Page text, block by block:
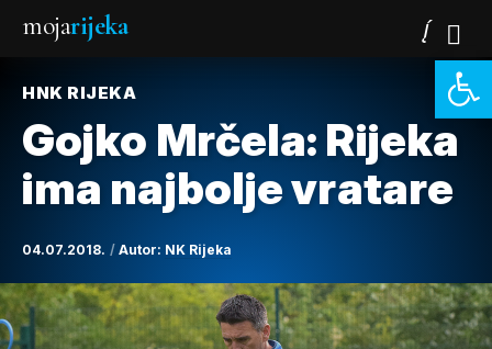
mojarijeka
HNK RIJEKA
Gojko Mrčela: Rijeka
ima najbolje vratare
04.07.2018. Autor: NK Rijeka